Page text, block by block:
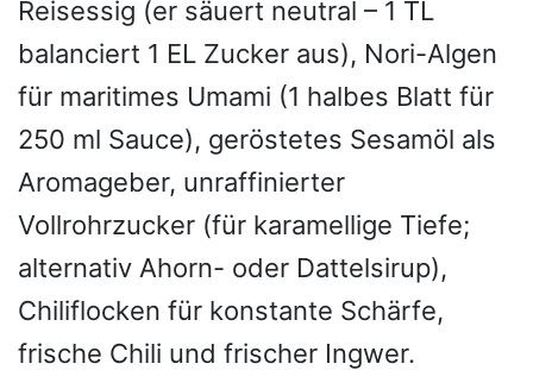
Reisessig (er säuert neutral – 1 TL
balanciert 1 EL Zucker aus), Nori-Algen
für maritimes Umami (1 halbes Blatt für
250 ml Sauce), geröstetes Sesamöl als
Aromageber, unraffinierter
Vollrohrzucker (für karamellige Tiefe;
alternativ Ahorn- oder Dattelsirup),
Chiliflocken für konstante Schärfe,
frische Chili und frischer Ingwer.